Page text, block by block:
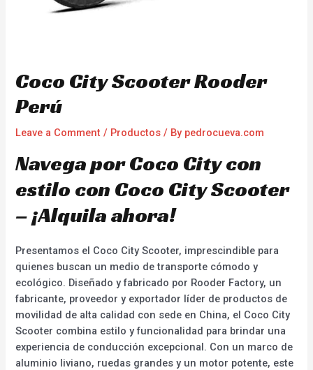
Coco City Scooter Rooder
Perú
Leave a Comment / Productos / By pedrocueva.com
Navega por Coco City con
estilo con Coco City Scooter
– ¡Alquila ahora!
Presentamos el Coco City Scooter, imprescindible para
quienes buscan un medio de transporte cómodo y
ecológico. Diseñado y fabricado por Rooder Factory, un
fabricante, proveedor y exportador líder de productos de
movilidad de alta calidad con sede en China, el Coco City
Scooter combina estilo y funcionalidad para brindar una
experiencia de conducción excepcional. Con un marco de
aluminio liviano, ruedas grandes y un motor potente, este